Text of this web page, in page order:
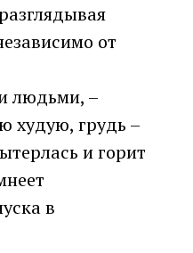
от
людьми, –
худую, грудь –
и горит
в